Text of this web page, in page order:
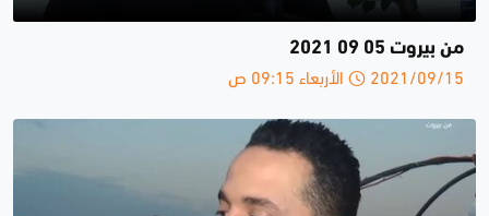
من بيروت 05 09 2021
2021/09/15 الأربعاء 09:15 ص